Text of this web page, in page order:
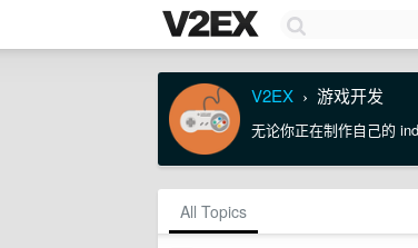
V2EX › 游戏开发
无论你正在制作自己的
All Topics